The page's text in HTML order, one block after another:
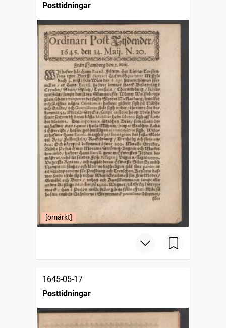
Posttidningar
[omärkt]
1645-05-17
Posttidningar